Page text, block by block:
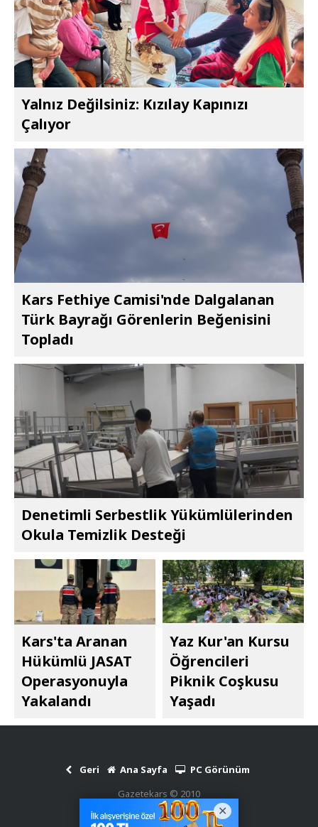
Yalnız Değilsiniz: Kızılay Kapınızı
Çalıyor
Kars Fethiye Camisi'nde Dalgalanan
Türk Bayrağı Görenlerin Beğenisini
Topladı
Denetimli Serbestlik Yükümlülerinden
Okula Temizlik Desteği
Kars'ta Aranan
Hükümlü JASAT
Operasyonuyla
Yakalandı
Yaz Kur'an Kursu
Öğrencileri
Piknik Coşkusu
Yaşadı
Geri Ana Sayfa
PC Görünüm
Gazetekars © 2010
Haber Scripti